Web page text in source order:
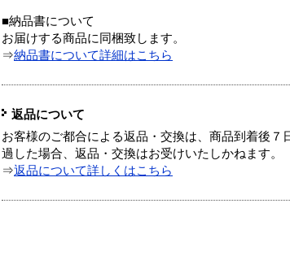
■納品書について
お届けする商品に同梱致します。
⇒納品書について詳細はこちら
返品について
お客様のご都合による返品・交換は、商品到着後
過した場合、返品・交換はお受けいたしかねます。
⇒返品について詳しくはこちら